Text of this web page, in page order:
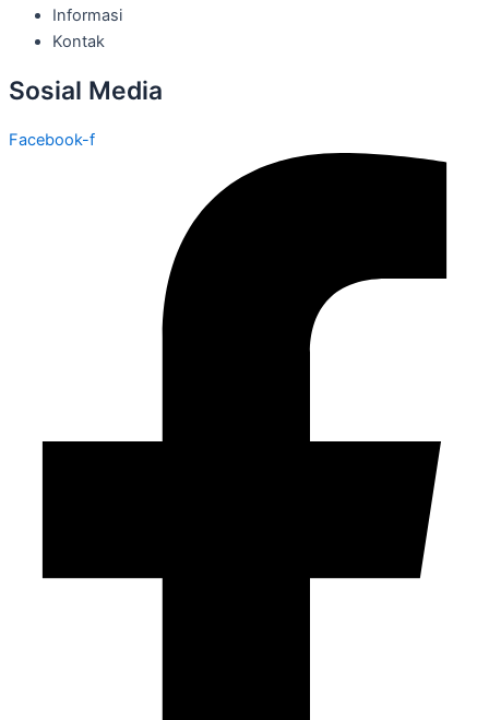
Informasi
Kontak
Sosial Media
Facebook-f